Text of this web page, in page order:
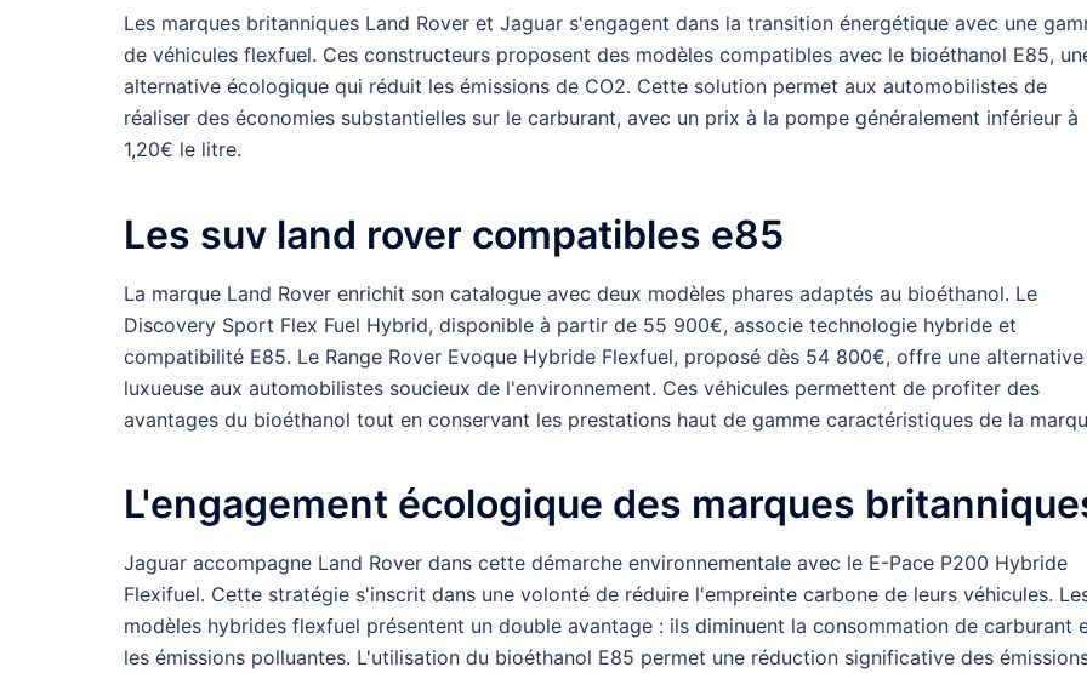
Les marques britanniques Land Rover et Jaguar s'engagent dans la transition énergétique avec une
de véhicules flexfuel. Ces constructeurs proposent des modèles compatibles avec le bioéthanol E85,
alternative écologique qui réduit les émissions de CO2. Cette solution permet aux automobilistes de
réaliser des économies substantielles sur le carburant, avec un prix à la pompe généralement inférieur à
1,20€ le litre.
Les suv land rover compatibles e85
La marque Land Rover enrichit son catalogue avec deux modèles phares adaptés au bioéthanol. Le
Discovery Sport Flex Fuel Hybrid, disponible à partir de 55 900€, associe technologie hybride et
compatibilité E85. Le Range Rover Evoque Hybride Flexfuel, proposé dès 54 800€, offre une alternative
luxueuse aux automobilistes soucieux de l'environnement. Ces véhicules permettent de profiter des
avantages du bioéthanol tout en conservant les prestations haut de gamme caractéristiques de la
L'engagement écologique des marques
Jaguar accompagne Land Rover dans cette démarche environnementale avec le E-Pace P200 Hybride
Flexifuel. Cette stratégie s'inscrit dans une volonté de réduire l'empreinte carbone de leurs véhicules.
modèles hybrides flexfuel présentent un double avantage : ils diminuent la consommation de carburant
les émissions polluantes. L'utilisation du bioéthanol E85 permet une réduction significative des